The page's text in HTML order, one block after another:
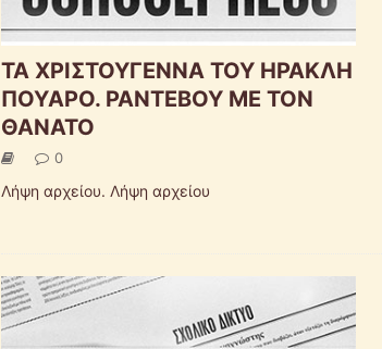
ΤΑ ΧΡΙΣΤΟΥΓΕΝΝΑ ΤΟΥ ΗΡΑΚΛΗ
ΠΟΥΑΡΟ. ΡΑΝΤΕΒΟΥ ΜΕ ΤΟΝ
ΘΑΝΑΤΟ
0
Λήψη αρχείου. Λήψη αρχείου